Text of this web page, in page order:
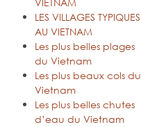
LES VILLAGES TYPIQUES
AU VIETNAM
Les plus belles plages
du Vietnam
Les plus beaux cols du
Vietnam
Les plus belles chutes
d’eau du Vietnam